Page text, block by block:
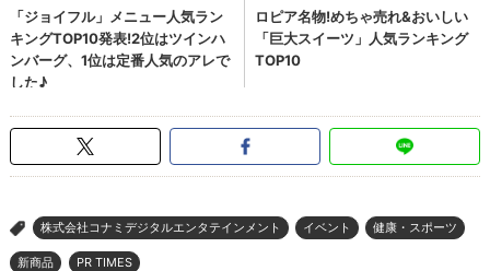
> 株式会社コナミデジタルエンタテインメント イベント 健康・スポーツ
新商品 PR TIMES